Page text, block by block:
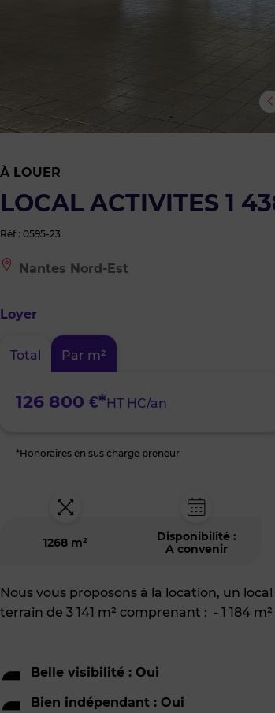
À LOUER
LOCAL ACTIVITES 1
Réf : 0595-23
Le
bien
à
Nantes
Nord-
Nantes Nord-Est
Loyer
Total Par m²
126 800 €*HT HC/an
*Honoraires en sus charge preneur
1268 m²
Disponibilité :
A convenir
Nous vous proposons à la location, un
terrain de 3 141 m² comprenant : - 1 184
Belle visibilité : Oui
Bien indépendant : Oui